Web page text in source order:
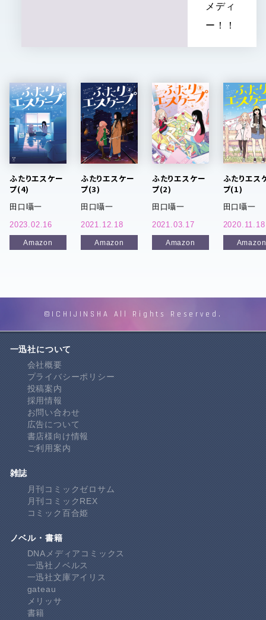
メディ
ー！！
ふたりエスケー
プ(4)
田口囁一
2023.02.16
Amazon
ふたりエスケー
プ(3)
田口囁一
2021.12.18
Amazon
ふたりエスケー
プ(2)
田口囁一
2021.03.17
Amazon
ふたりエス
プ(1)
田口囁一
2020.11.18
Amazon
©ICHIJINSHA All Rights Reserved.
一迅社について
会社概要
プライバシーポリシー
投稿案内
採用情報
お問い合わせ
広告について
書店様向け情報
ご利用案内
雑誌
月刊コミックゼロサム
月刊コミックREX
コミック百合姫
ノベル・書籍
DNAメディアコミックス
一迅社ノベルス
一迅社文庫アイリス
gateau
メリッサ
書籍